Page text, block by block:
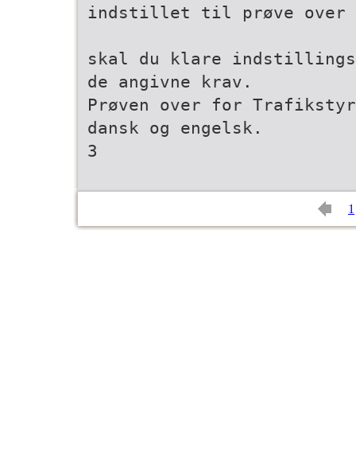
indstillet til prøve over
skal du klare
de angivne krav.
Prøven over for
dansk og engelsk.
3
1